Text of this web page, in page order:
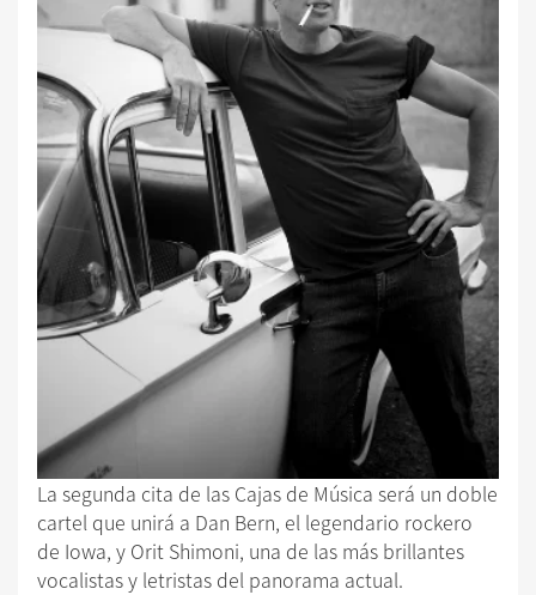
La segunda cita de las Cajas de Música será un doble
cartel que unirá a Dan Bern, el legendario rockero
de Iowa, y Orit Shimoni, una de las más brillantes
vocalistas y letristas del panorama actual.